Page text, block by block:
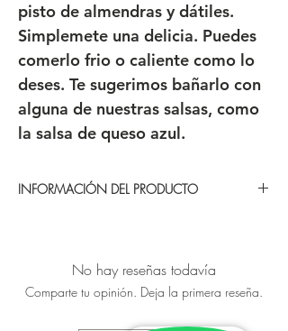
pisto de almendras y dátiles.
Simplemete una delicia. Puedes
comerlo frio o caliente como lo
deses. Te sugerimos bañarlo con
alguna de nuestras salsas, como
la salsa de queso azul.
INFORMACIÓN DEL PRODUCTO
Este producto es fresco (no congelado)
, llega envasado al vacío y refrigerado
Cortado en 8 porciones iguales
No hay reseñas todavía
Comparte tu opinión. Deja la primera reseña.